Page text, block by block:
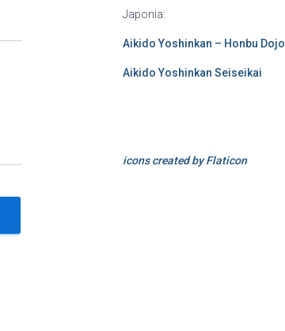
Japonia:
Aikido Yoshinkan – Honbu Dojo
Aikido Yoshinkan Seiseikai
icons created by Flaticon